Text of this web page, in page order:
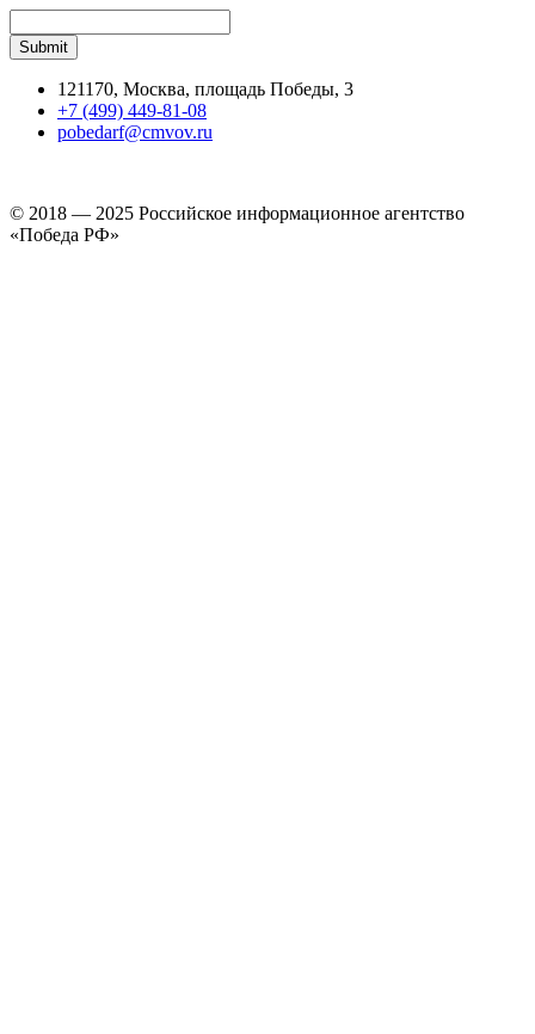
121170, Москва, площадь Победы, 3
+7 (499) 449-81-08
pobedarf@cmvov.ru
© 2018 — 2025 Российское информационное агентство
«Победа РФ»